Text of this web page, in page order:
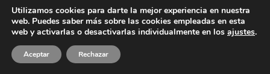
Utilizamos cookies para darte la mejor experiencia en nuestra
web. Puedes saber más sobre las cookies empleadas en esta
web y activarlas o desactivarlas individualmente en los ajustes.
Aceptar Rechazar